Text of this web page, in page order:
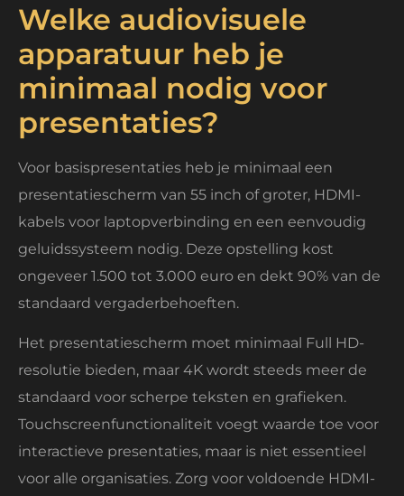
Welke audiovisuele
apparatuur heb je
minimaal nodig voor
presentaties?
Voor basispresentaties heb je minimaal een
presentatiescherm van 55 inch of groter, HDMI-
kabels voor laptopverbinding en een eenvoudig
geluidssysteem nodig. Deze opstelling kost
ongeveer 1.500 tot 3.000 euro en dekt 90% van de
standaard vergaderbehoeften.
Het presentatiescherm moet minimaal Full HD-
resolutie bieden, maar 4K wordt steeds meer de
standaard voor scherpe teksten en grafieken.
Touchscreenfunctionaliteit voegt waarde toe voor
interactieve presentaties, maar is niet essentieel
voor alle organisaties. Zorg voor voldoende HDMI-